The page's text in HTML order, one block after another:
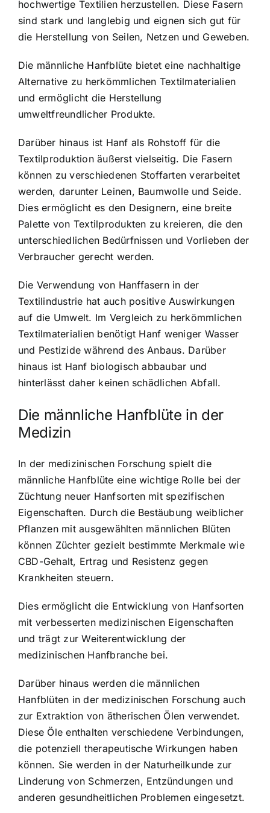
hochwertige Textilien herzustellen. Diese Fasern
sind stark und langlebig und eignen sich gut für
die Herstellung von Seilen, Netzen und Geweben.
Die männliche Hanfblüte bietet eine nachhaltige
Alternative zu herkömmlichen Textilmaterialien
und ermöglicht die Herstellung
umweltfreundlicher Produkte.
Darüber hinaus ist Hanf als Rohstoff für die
Textilproduktion äußerst vielseitig. Die Fasern
können zu verschiedenen Stoffarten verarbeitet
werden, darunter Leinen, Baumwolle und Seide.
Dies ermöglicht es den Designern, eine breite
Palette von Textilprodukten zu kreieren, die den
unterschiedlichen Bedürfnissen und Vorlieben der
Verbraucher gerecht werden.
Die Verwendung von Hanffasern in der
Textilindustrie hat auch positive Auswirkungen
auf die Umwelt. Im Vergleich zu herkömmlichen
Textilmaterialien benötigt Hanf weniger Wasser
und Pestizide während des Anbaus. Darüber
hinaus ist Hanf biologisch abbaubar und
hinterlässt daher keinen schädlichen Abfall.
Die männliche Hanfblüte in der
Medizin
In der medizinischen Forschung spielt die
männliche Hanfblüte eine wichtige Rolle bei der
Züchtung neuer Hanfsorten mit spezifischen
Eigenschaften. Durch die Bestäubung weiblicher
Pflanzen mit ausgewählten männlichen Blüten
können Züchter gezielt bestimmte Merkmale wie
CBD-Gehalt, Ertrag und Resistenz gegen
Krankheiten steuern.
Dies ermöglicht die Entwicklung von Hanfsorten
mit verbesserten medizinischen Eigenschaften
und trägt zur Weiterentwicklung der
medizinischen Hanfbranche bei.
Darüber hinaus werden die männlichen
Hanfblüten in der medizinischen Forschung auch
zur Extraktion von ätherischen Ölen verwendet.
Diese Öle enthalten verschiedene Verbindungen,
die potenziell therapeutische Wirkungen haben
können. Sie werden in der Naturheilkunde zur
Linderung von Schmerzen, Entzündungen und
anderen gesundheitlichen Problemen eingesetzt.